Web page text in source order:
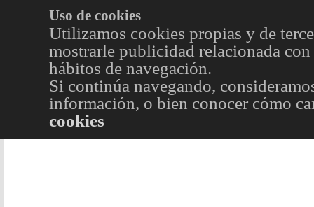
Uso de cookies
Utilizamos cookies propias y de
mostrarle publicidad relacionada
hábitos de navegación.
Si continúa navegando,
información, o bien conocer cómo
cookies